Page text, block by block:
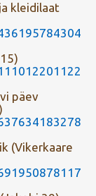
kleidilaat
päev
(Vikerkaare